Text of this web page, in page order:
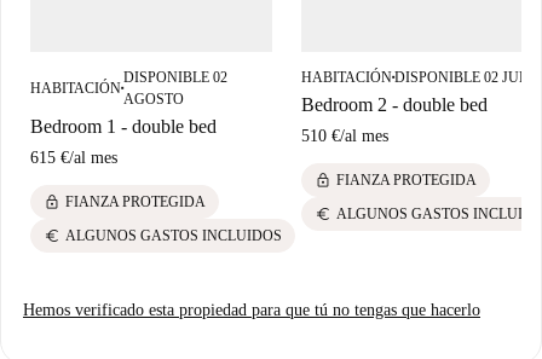
la cultura e historia local.
HABITACIÓN■
DISPONIBLE 02
AGOSTO
Bedroom 1 - double bed
615 €/al mes
lock FIANZA PROTEGIDA
euro ALGUNOS GASTOS INCLUIDOS
HABITACIÓN■DISPONIBLE 02 JULIO
Bedroom 2 - double bed
510 €/al mes
lock FIANZA PROTEGIDA
euro ALGUNOS GASTOS
Hemos verificado esta propiedad para que tú no tengas que hacerlo